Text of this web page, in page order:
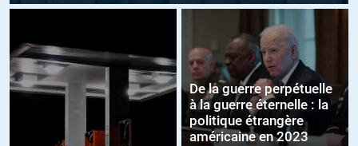
De la guerre perpétuelle
à la guerre éternelle : la
politique étrangère
américaine en 2023